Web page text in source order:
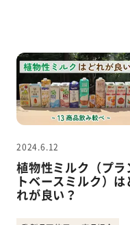
2024.6.12
植物性ミルク（プラ
トベースミルク）は
れが良い？